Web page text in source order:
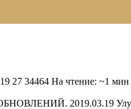
27 34464 На чтение: ~1 мин
2019.03.19